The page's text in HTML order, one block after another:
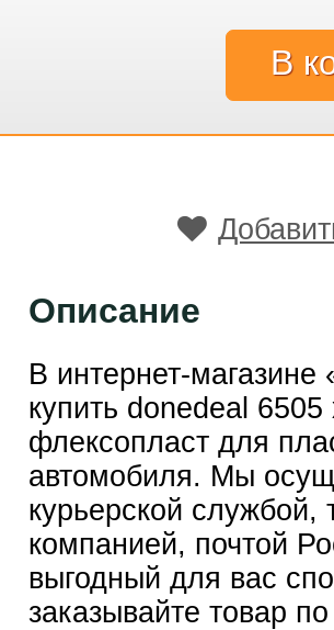
Описание
В интернет-
купить donedeal
флексопласт для
автомобиля. Мы
курьерской службой,
компанией, почтой
выгодный для вас
заказывайте товар